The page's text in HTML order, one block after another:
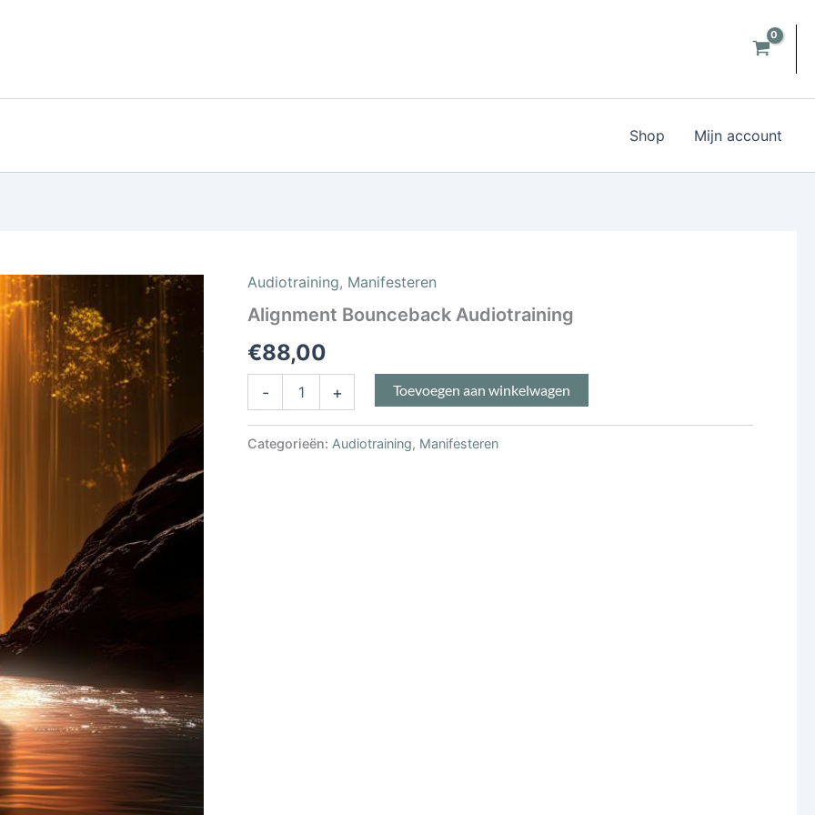
Shop Mijn account
Audiotraining, Manifesteren
Alignment Bounceback Audiotraining
€88,00
-
Alignment
Audiotraining
+ Toevoegen aan winkelwagen
Categorieën: Audiotraining, Manifesteren